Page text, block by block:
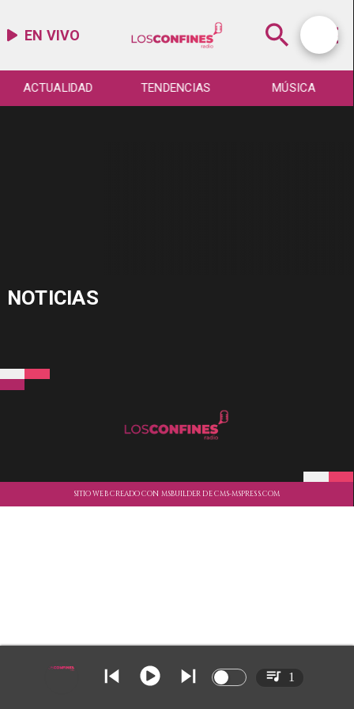
EN VIVO
ACTUALIDAD TENDENCIAS MÚSICA
NOTICIAS
SITIO WEB CREADO CON MSBUILDER DE CMS-MSPRESS.COM
1